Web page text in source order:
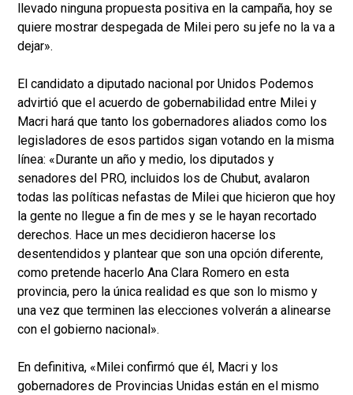
llevado ninguna propuesta positiva en la campaña, hoy se
quiere mostrar despegada de Milei pero su jefe no la va a
dejar».
El candidato a diputado nacional por Unidos Podemos
advirtió que el acuerdo de gobernabilidad entre Milei y
Macri hará que tanto los gobernadores aliados como los
legisladores de esos partidos sigan votando en la misma
línea: «Durante un año y medio, los diputados y
senadores del PRO, incluidos los de Chubut, avalaron
todas las políticas nefastas de Milei que hicieron que hoy
la gente no llegue a fin de mes y se le hayan recortado
derechos. Hace un mes decidieron hacerse los
desentendidos y plantear que son una opción diferente,
como pretende hacerlo Ana Clara Romero en esta
provincia, pero la única realidad es que son lo mismo y
una vez que terminen las elecciones volverán a alinearse
con el gobierno nacional».
En definitiva, «Milei confirmó que él, Macri y los
gobernadores de Provincias Unidas están en el mismo